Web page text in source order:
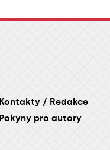
Kontakty / Redakce
Pokyny pro autory